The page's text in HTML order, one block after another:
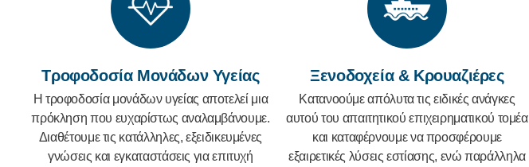
Τροφοδοσία Μονάδων Υγείας
Η τροφοδοσία μονάδων υγείας αποτελεί μια
πρόκληση που ευχαρίστως αναλαμβάνουμε.
Διαθέτουμε τις κατάλληλες, εξειδικευμένες
γνώσεις και εγκαταστάσεις για επιτυχή
Ξενοδοχεία & Κρουαζιέρες
Κατανοούμε απόλυτα τις ειδικές ανάγκες
αυτού του απαιτητικού επιχειρηματικού τομέα
και καταφέρνουμε να προσφέρουμε
εξαιρετικές λύσεις εστίασης, ενώ παράλληλα